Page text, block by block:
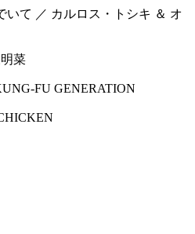
いて ／ カルロス・トシキ ＆ オ
菜
FU GENERATION